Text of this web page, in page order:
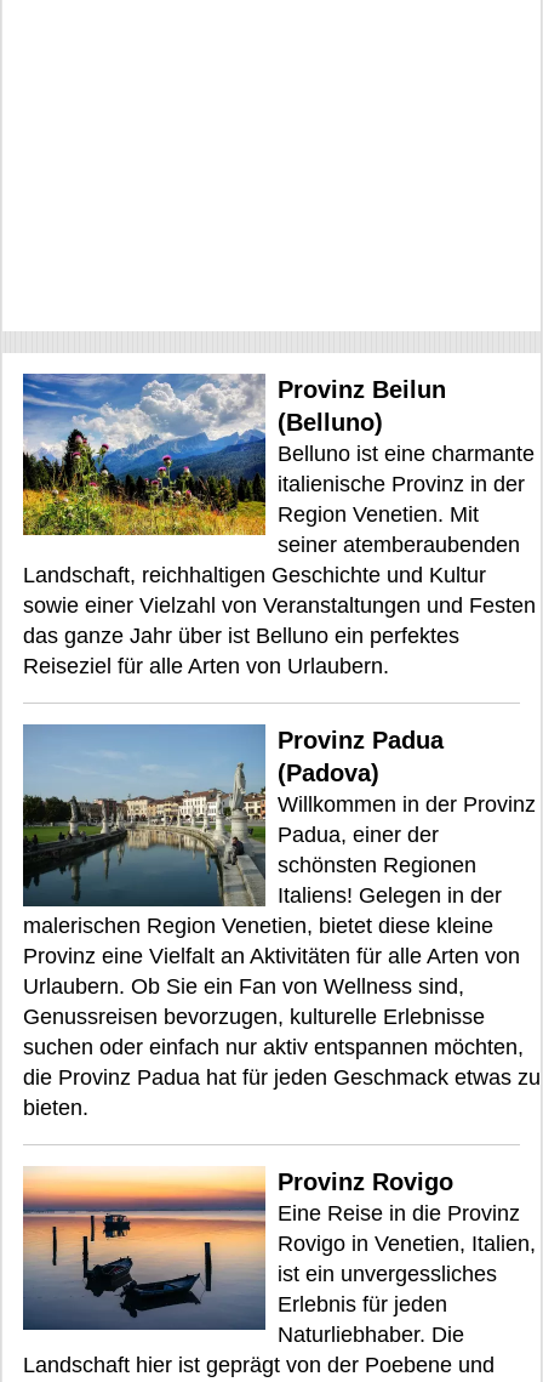
Provinz Beilun
(Belluno)
Belluno ist eine charmante
italienische Provinz in der
Region Venetien. Mit
seiner atemberaubenden
Landschaft, reichhaltigen Geschichte und Kultur
sowie einer Vielzahl von Veranstaltungen und Festen
das ganze Jahr über ist Belluno ein perfektes
Reiseziel für alle Arten von Urlaubern.
Provinz Padua
(Padova)
Willkommen in der Provinz
Padua, einer der
schönsten Regionen
Italiens! Gelegen in der
malerischen Region Venetien, bietet diese kleine
Provinz eine Vielfalt an Aktivitäten für alle Arten von
Urlaubern. Ob Sie ein Fan von Wellness sind,
Genussreisen bevorzugen, kulturelle Erlebnisse
suchen oder einfach nur aktiv entspannen möchten,
die Provinz Padua hat für jeden Geschmack etwas zu
bieten.
Provinz Rovigo
Eine Reise in die Provinz
Rovigo in Venetien, Italien,
ist ein unvergessliches
Erlebnis für jeden
Naturliebhaber. Die
Landschaft hier ist geprägt von der Poebene und